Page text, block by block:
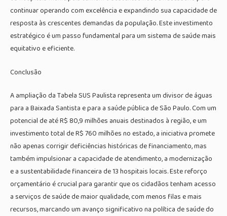
continuar operando com excelência e expandindo sua capacidade de
resposta às crescentes demandas da população. Este investimento
estratégico é um passo fundamental para um sistema de saúde mais
equitativo e eficiente.
Conclusão
A ampliação da Tabela SUS Paulista representa um divisor de águas
para a Baixada Santista e para a saúde pública de São Paulo. Com um
potencial de até R$ 80,9 milhões anuais destinados à região, e um
investimento total de R$ 760 milhões no estado, a iniciativa promete
não apenas corrigir deficiências históricas de financiamento, mas
também impulsionar a capacidade de atendimento, a modernização
e a sustentabilidade financeira de 13 hospitais locais. Este reforço
orçamentário é crucial para garantir que os cidadãos tenham acesso
a serviços de saúde de maior qualidade, com menos filas e mais
recursos, marcando um avanço significativo na política de saúde do